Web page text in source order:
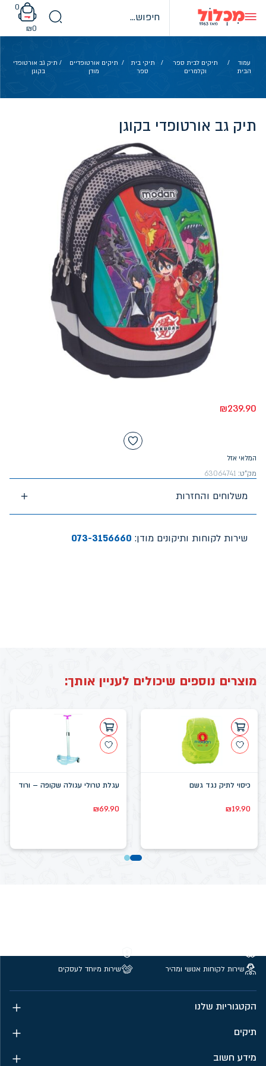
content
0
₪0
עמוד
הבית
/
תיקים לבית ספר
וקלמרים
/
תיקי בית
ספר
/ תיקים אורטופדיים
מודן
/ תיק גב אורטופדי
בקוגן
תיק גב אורטופדי בקוגן
₪239.90
המלאי אזל
מק"ט: 63064741
משלוחים והחזרות
שירות לקוחות ותיקונים מודן: 073-3156660
מוצרים נוספים שיכולים לעניין אותך:
כיסוי לתיק נגד גשם
₪19.90
עגלת טרולי עגולה שקופה – ורוד
₪69.90
שירות לקוחות אנושי ומהיר
שירות מיוחד לעסקים
הקטגוריות שלנו
תיקים
מידע חשוב